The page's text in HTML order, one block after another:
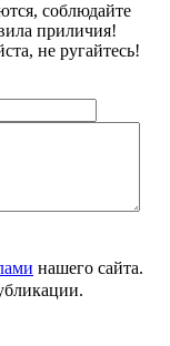
соблюдайте
приличия!
не ругайтесь!
нашего сайта.